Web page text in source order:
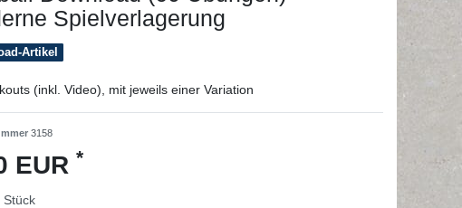
Spielverlagerung
Artikel
(inkl. Video), mit jeweils einer Variation
3158
EUR *
Stück